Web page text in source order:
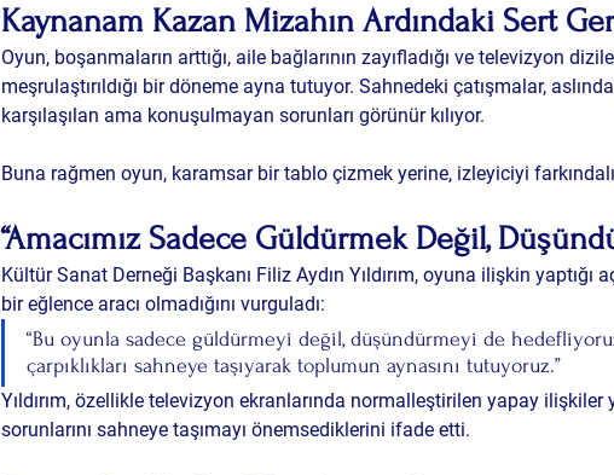
Kaynanam Kazan Mizahın Ardındaki Sert
Oyun, boşanmaların arttığı, aile bağlarının zayıfladığı ve televizyon
meşrulaştırıldığı bir döneme ayna tutuyor. Sahnedeki çatışmalar,
karşılaşılan ama konuşulmayan sorunları görünür kılıyor.
Buna rağmen oyun, karamsar bir tablo çizmek yerine, izleyiciyi
“Amacımız Sadece Güldürmek Değil,
Kültür Sanat Derneği Başkanı Filiz Aydın Yıldırım, oyuna ilişkin yaptığı
bir eğlence aracı olmadığını vurguladı:
“Bu oyunla sadece güldürmeyi değil, düşündürmeyi de
çarpıklıkları sahneye taşıyarak toplumun aynasını tutuyoruz.”
Yıldırım, özellikle televizyon ekranlarında normalleştirilen yapay ilişkiler
sorunlarını sahneye taşımayı önemsediklerini ifade etti.